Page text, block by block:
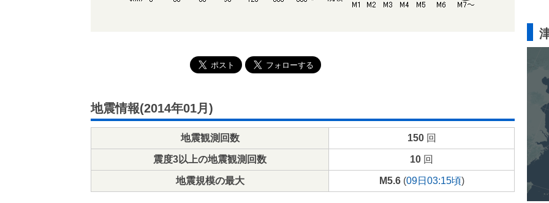
地震情報(2014年01月)
地震観測回数 150回
震度3以上の地震観測回数 10 回
地震規模の最大 M5.6(09日03:15頃)